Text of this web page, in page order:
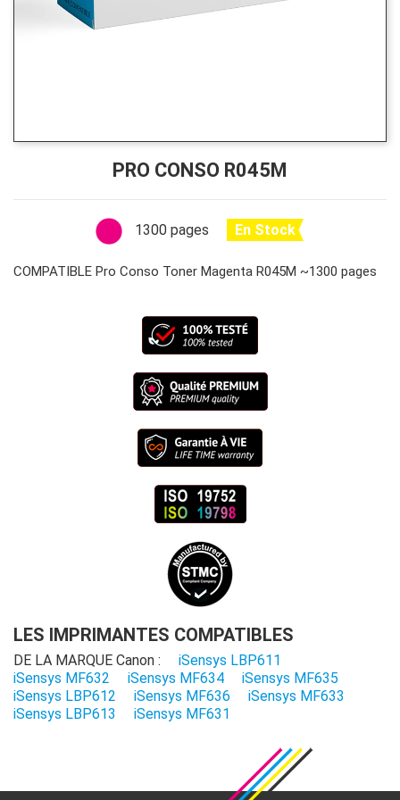
PRO CONSO R045M
1300 pages En Stock
COMPATIBLE Pro Conso Toner Magenta R045M ~1300 pages
LES IMPRIMANTES COMPATIBLES
DE LA MARQUE Canon :
iSensys LBP611
iSensys MF632
iSensys MF634
iSensys MF635
iSensys LBP612
iSensys MF636
iSensys MF633
iSensys LBP613
iSensys MF631